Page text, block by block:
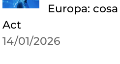
Europa:
Act
14/01/2026